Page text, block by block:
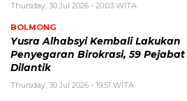
Thursday, 30 Jul 2026 - 20:03 WITA
BOLMONG
Yusra Alhabsyi Kembali Lakukan
Penyegaran Birokrasi, 59 Pejabat
Dilantik
Thursday, 30 Jul 2026 - 19:51 WITA